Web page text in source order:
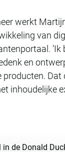
werkt
van
’Ik
en
producten. Dat
inhoudelijke
in de Donald